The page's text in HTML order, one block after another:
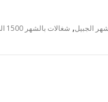
الجبيل, شغالات بالشهر 1500 الدمام